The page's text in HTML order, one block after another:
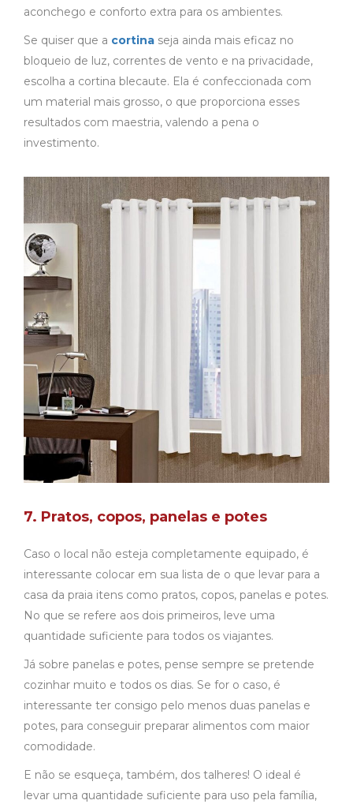
aconchego e conforto extra para os ambientes.
Se quiser que a cortina seja ainda mais eficaz no
bloqueio de luz, correntes de vento e na privacidade,
escolha a cortina blecaute. Ela é confeccionada com
um material mais grosso, o que proporciona esses
resultados com maestria, valendo a pena o
investimento.
7. Pratos, copos, panelas e potes
Caso o local não esteja completamente equipado, é
interessante colocar em sua lista de o que levar para a
casa da praia itens como pratos, copos, panelas e potes.
No que se refere aos dois primeiros, leve uma
quantidade suficiente para todos os viajantes.
Já sobre panelas e potes, pense sempre se pretende
cozinhar muito e todos os dias. Se for o caso, é
interessante ter consigo pelo menos duas panelas e
potes, para conseguir preparar alimentos com maior
comodidade.
E não se esqueça, também, dos talheres! O ideal é
levar uma quantidade suficiente para uso pela família,